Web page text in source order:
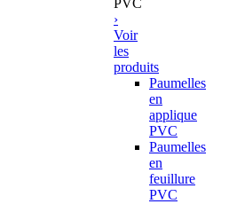
›
Voir
les
produits
Paumelles
en
applique
PVC
Paumelles
en
feuillure
PVC